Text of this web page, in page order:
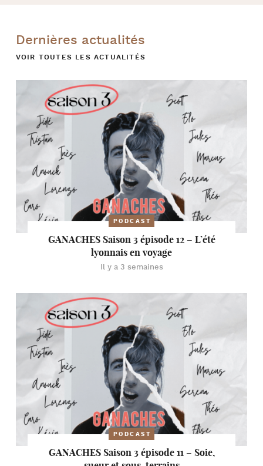
Dernières actualités
VOIR TOUTES LES ACTUALITÉS
PODCAST
GANACHES Saison 3 épisode 12 – L’été
lyonnais en voyage
Il y a 3 semaines
PODCAST
GANACHES Saison 3 épisode 11 – Soie,